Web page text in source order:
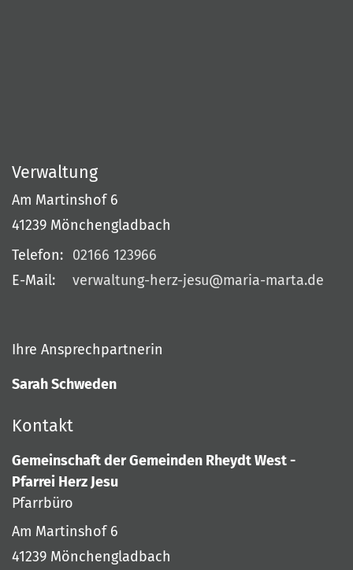
Verwaltung
Am Martinshof 6
41239 Mönchengladbach
Telefon: 02166 123966
E-Mail:
verwaltung-herz-jesu@maria-marta.de
Ihre Ansprechpartnerin
Sarah Schweden
Kontakt
Gemeinschaft der Gemeinden Rheydt West -
Pfarrei Herz Jesu
Pfarrbüro
Am Martinshof 6
41239 Mönchengladbach